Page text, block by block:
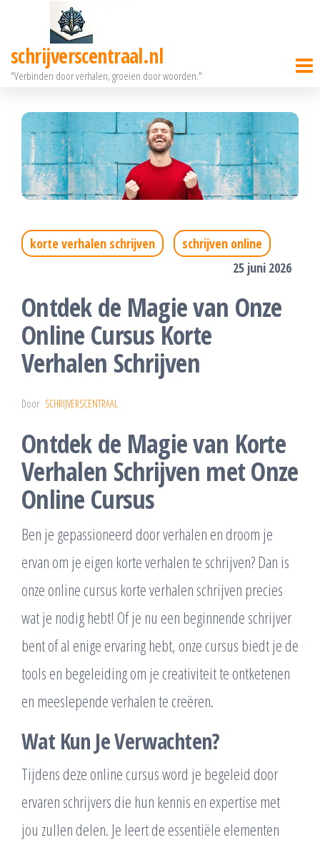
deschrijverscentraal.nl
"Verbinden door verhalen, groeien door woorden."
korte verhalen schrijven
schrijven online
25 juni 2026
Ontdek de Magie van Onze
Online Cursus Korte
Verhalen Schrijven
Door SCHRIJVERSCENTRAAL
Ontdek de Magie van Korte
Verhalen Schrijven met Onze
Online Cursus
Ben je gepassioneerd door verhalen en droom je
ervan om je eigen korte verhalen te schrijven? Dan is
onze online cursus korte verhalen schrijven precies
wat je nodig hebt! Of je nu een beginnende schrijver
bent of al enige ervaring hebt, onze cursus biedt je de
tools en begeleiding om je creativiteit te ontketenen
en meeslepende verhalen te creëren.
Wat Kun Je Verwachten?
Tijdens deze online cursus word je begeleid door
ervaren schrijvers die hun kennis en expertise met
jou zullen delen. Je leert de essentiële elementen